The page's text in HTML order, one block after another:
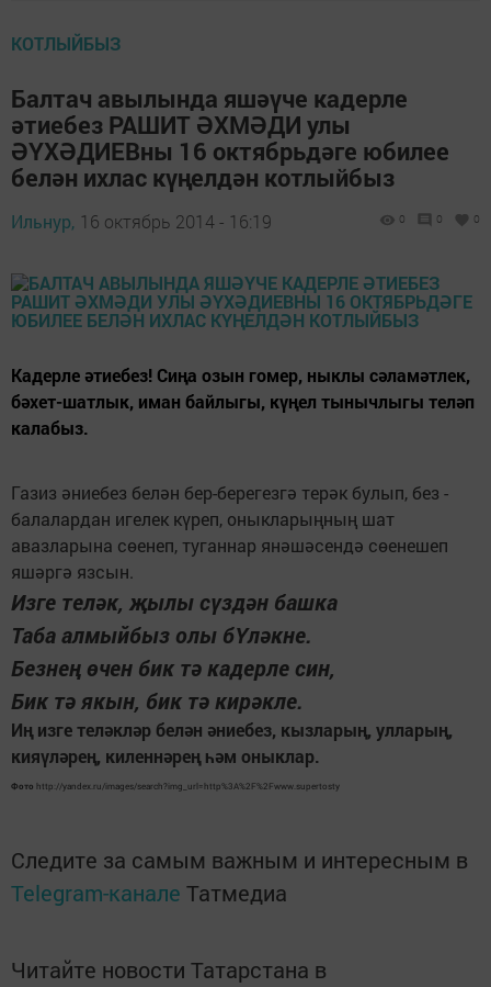
КОТЛЫЙБЫЗ
Балтач авылында яшәүче кадерле
әтиебез РАШИТ ӘХМӘДИ улы
ӘҮХӘДИЕВны 16 октябрьдәге юбилее
белән ихлас күңелдән котлыйбыз
Ильнур, 16 октябрь 2014 - 16:19 0 0 0
Кадерле әтиебез! Сиңа озын гомер, ныклы сәламәтлек,
бәхет-шатлык, иман байлыгы, күңел тынычлыгы теләп
калабыз.
Газиз әниебез белән бер-берегезгә терәк булып, без -
балалардан игелек күреп, оныкларыңның шат
авазларына сөенеп, туганнар янәшәсендә сөенешеп
яшәргә язсын.
Изге теләк, җылы сүздән башка
Таба алмыйбыз олы бҮләкне.
Безнең өчен бик тә кадерле син,
Бик тә якын, бик тә кирәкле.
Иң изге теләкләр белән әниебез, кызларың, улларың,
кияүләрең, киленнәрең һәм оныклар.
Фото http://yandex.ru/images/search?img_url=http%3A%2F%2Fwww.supertosty
Следите за самым важным и интересным в
Telegram-канале Татмедиа
Читайте новости Татарстана в